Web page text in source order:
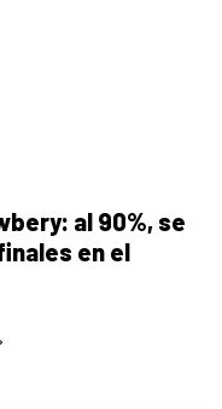
al 90%, se
en el